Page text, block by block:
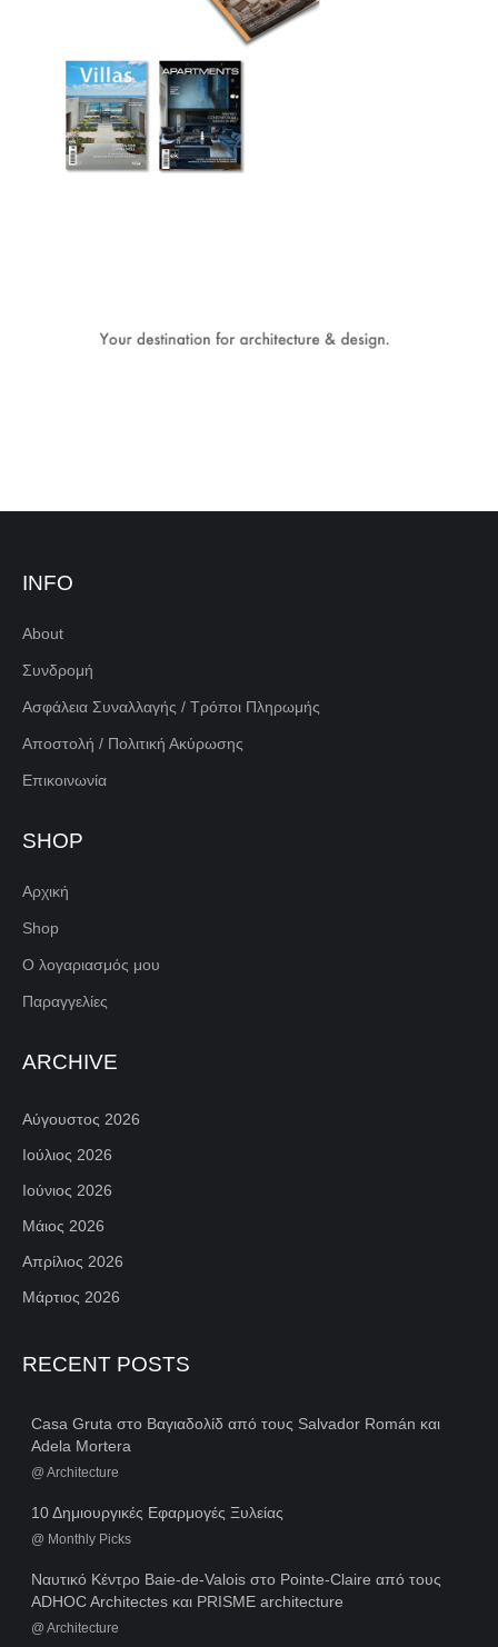
INFO
About
Συνδρομή
Ασφάλεια Συναλλαγής / Τρόποι Πληρωμής
Αποστολή / Πολιτική Ακύρωσης
Επικοινωνία
SHOP
Αρχική
Shop
Ο λογαριασμός μου
Παραγγελίες
ARCHIVE
Αύγουστος 2026
Ιούλιος 2026
Ιούνιος 2026
Μάιος 2026
Απρίλιος 2026
Μάρτιος 2026
RECENT POSTS
Casa Gruta στο Βαγιαδολίδ από τους Salvador Román και
Adela Mortera
@ Architecture
10 Δημιουργικές Εφαρμογές Ξυλείας
@ Monthly Picks
Ναυτικό Κέντρο Baie-de-Valois στο Pointe-Claire από τους
ADHOC Architectes και PRISME architecture
@ Architecture